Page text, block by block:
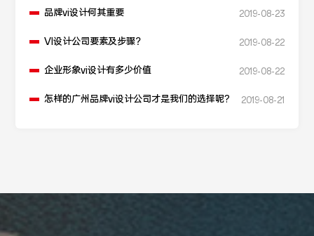
品牌vi设计何其重要 2019-08-23
VI设计公司要素及步骤？ 2019-08-22
企业形象vi设计有多少价值 2019-08-22
怎样的广州品牌vi设计公司才是我们的选择呢? 2019-08-21